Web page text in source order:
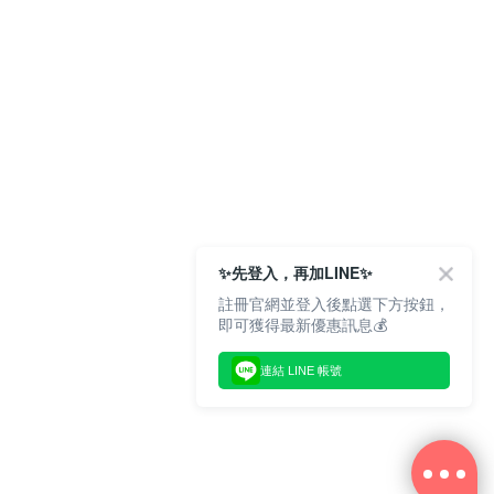
✨先登入，再加LINE✨
註冊官網並登入後點選下方按鈕，
即可獲得最新優惠訊息💰
連結 LINE 帳號